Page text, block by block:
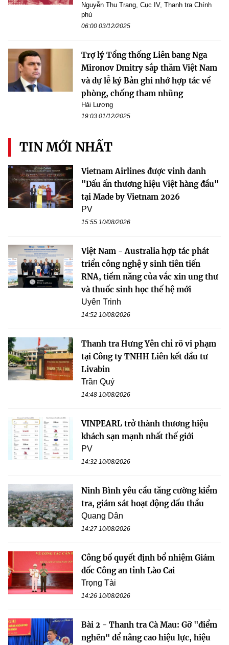
Nguyễn Thu Trang, Cục IV, Thanh tra Chính
phủ
06:00 03/12/2025
Trợ lý Tổng thống Liên bang Nga
Mironov Dmitry sắp thăm Việt Nam
và dự lễ ký Bản ghi nhớ hợp tác về
phòng, chống tham nhũng
Hải Lương
19:03 01/12/2025
TIN MỚI NHẤT
Vietnam Airlines được vinh danh
"Dấu ấn thương hiệu Việt hàng đầu"
tại Made by Vietnam 2026
PV
15:55 10/08/2026
Việt Nam - Australia hợp tác phát
triển công nghệ y sinh tiên tiến
RNA, tiềm năng của vắc xin ung thư
và thuốc sinh học thế hệ mới
Uyên Trinh
14:52 10/08/2026
Thanh tra Hưng Yên chỉ rõ vi phạm
tại Công ty TNHH Liên kết đầu tư
Livabin
Trần Quý
14:48 10/08/2026
VINPEARL trở thành thương hiệu
khách sạn mạnh nhất thế giới
PV
14:32 10/08/2026
Ninh Bình yêu cầu tăng cường kiểm
tra, giám sát hoạt động đấu thầu
Quang Dân
14:27 10/08/2026
Công bố quyết định bổ nhiệm Giám
đốc Công an tỉnh Lào Cai
Trọng Tài
14:26 10/08/2026
Bài 2 - Thanh tra Cà Mau: Gỡ "điểm
nghẽn" để nâng cao hiệu lực, hiệu